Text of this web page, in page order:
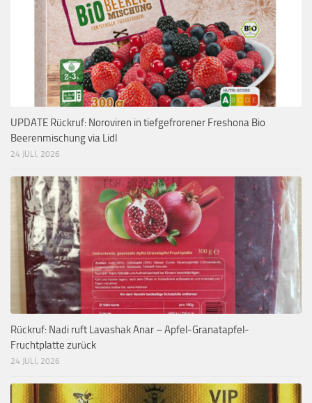
UPDATE Rückruf: Noroviren in tiefgefrorener Freshona Bio
Beerenmischung via Lidl
24 JULI, 2026
Rückruf: Nadi ruft Lavashak Anar – Apfel-Granatapfel-
Fruchtplatte zurück
24 JULI, 2026